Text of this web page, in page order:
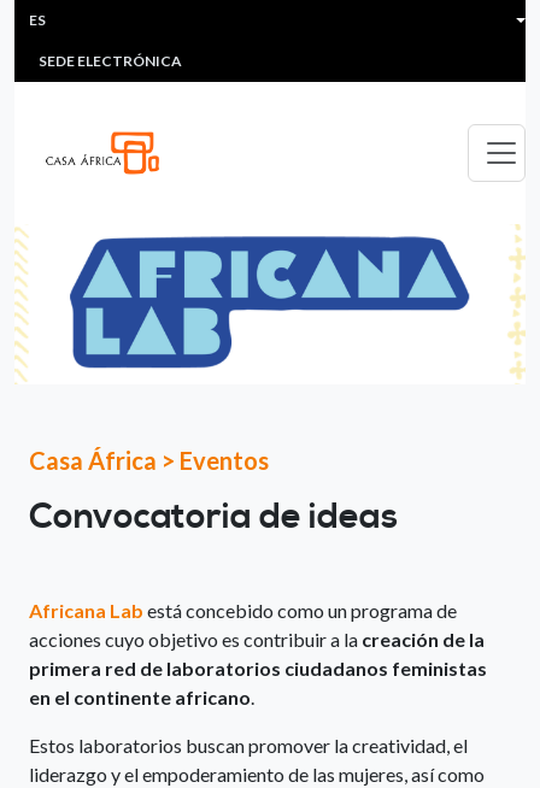
Pasar al contenido principal
HEADER MENU
MULTIMEDIA
SEDE ELECTRÓNICA
ES
Casa África > Eventos
Convocatoria de ideas
Africana Lab está concebido como un programa de
acciones cuyo objetivo es contribuir a la creación de la
primera red de laboratorios ciudadanos feministas
en el continente africano.
Estos laboratorios buscan promover la creatividad, el
liderazgo y el empoderamiento de las mujeres, así como